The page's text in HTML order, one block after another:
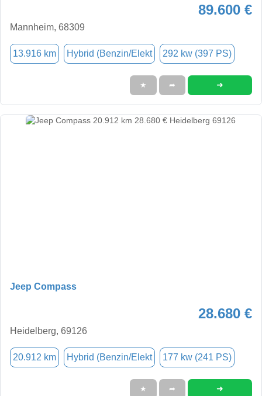
89.600 €
Mannheim, 68309
13.916 km Hybrid (Benzin/Elekt 292 kw (397 PS)
★ ➦ ➜
Jeep Compass
28.680 €
Heidelberg, 69126
20.912 km Hybrid (Benzin/Elekt 177 kw (241 PS)
★ ➦ ➜